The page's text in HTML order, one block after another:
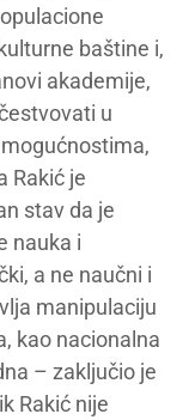
baštine i,
akademije,
u
Rakić je
stav da je
nauka i
a ne naučni i
manipulaciju
kao nacionalna
– zaključio je
Rakić nije